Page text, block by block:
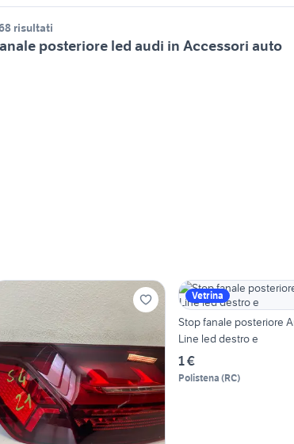
risultati
posteriore led audi in Accessori auto
Vetrina
Stop fanale posteriore
Line led destro e
1 €
Polistena (RC)